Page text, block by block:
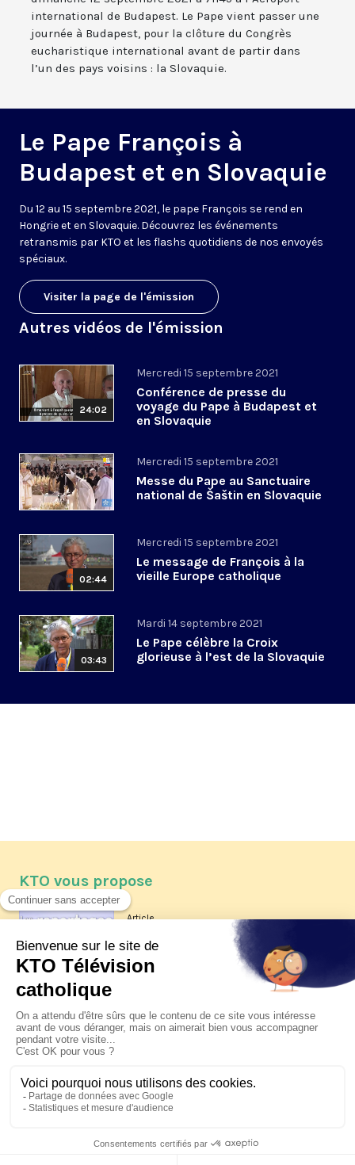
international de Budapest. Le Pape vient passer une
journée à Budapest, pour la clôture du Congrès
eucharistique international avant de partir dans
l’un des pays voisins : la Slovaquie.
Le Pape François à
Budapest et en Slovaquie
Du 12 au 15 septembre 2021, le pape François se rend en
Hongrie et en Slovaquie. Découvrez les événements
retransmis par KTO et les flashs quotidiens de nos envoyés
spéciaux.
Visiter la page de l'émission
Autres vidéos de l'émission
24:02
Mercredi 15 septembre 2021
Conférence de presse du
voyage du Pape à Budapest et
en Slovaquie
Mercredi 15 septembre 2021
Messe du Pape au Sanctuaire
national de Šaštin en Slovaquie
02:44
Mercredi 15 septembre 2021
Le message de François à la
vieille Europe catholique
03:43
Mardi 14 septembre 2021
Le Pape célèbre la Croix
glorieuse à l’est de la Slovaquie
KTO vous propose
Article
Les reportages d'été 2026 de KTO
La visite pastorale du pape Léon
XIV à Assise à suivre sur KTO le
jeudi 6 août
Le pape en Uruguay, Argentine et
Pérou du 6 au 17 novembre 2026